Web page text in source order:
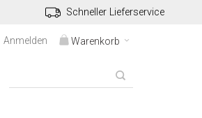
Schneller Lieferservice
Warenkorb
Anmelden